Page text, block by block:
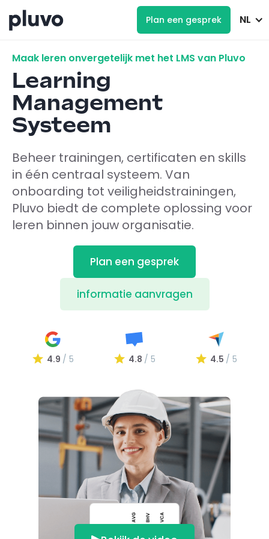
Plan een gesprek NL
Maak leren onvergetelijk met het LMS van Pluvo
Learning
Management
Systeem
Beheer trainingen, certificaten en skills
in één centraal systeem. Van
onboarding tot veiligheidstrainingen,
Pluvo biedt de complete oplossing voor
leren binnen jouw organisatie.
Plan een gesprek
informatie aanvragen
4.9 / 5 4.8 / 5 4.5 / 5